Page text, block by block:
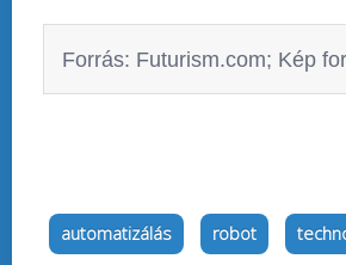
Forrás: Futurism.com; Kép
automatizálás robot